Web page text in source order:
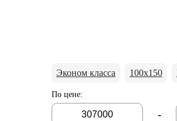
Эконом класса 100x150
По цене:
-